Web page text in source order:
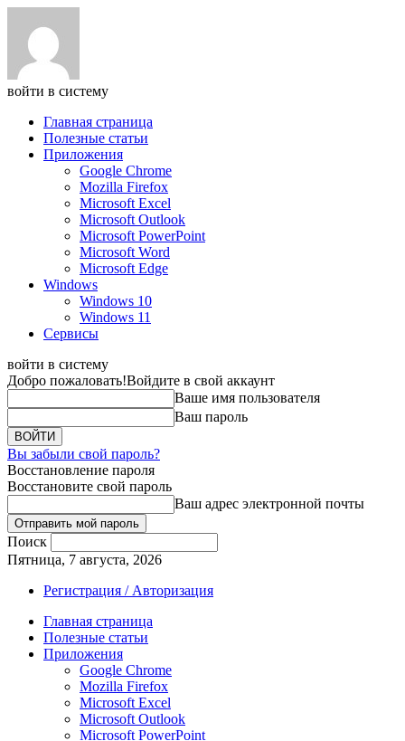
войти в систему
Главная страница
Полезные статьи
Приложения
Google Chrome
Mozilla Firefox
Microsoft Excel
Microsoft Outlook
Microsoft PowerPoint
Microsoft Word
Microsoft Edge
Windows
Windows 10
Windows 11
Сервисы
войти в систему
Добро пожаловать!Войдите в свой аккаунт
Ваше имя пользователя
Ваш пароль
Вы забыли свой пароль?
Восстановление пароля
Восстановите свой пароль
Ваш адрес электронной почты
Поиск
Пятница, 7 августа, 2026
Регистрация / Авторизация
Главная страница
Полезные статьи
Приложения
Google Chrome
Mozilla Firefox
Microsoft Excel
Microsoft Outlook
Microsoft PowerPoint